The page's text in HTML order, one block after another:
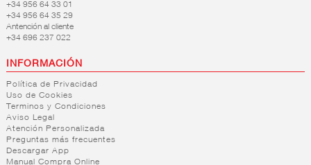
+34 956 64 33 01
+34 956 64 35 29
Antención al cliente
+34 696 237 022
INFORMACIÓN
Política de Privacidad
Uso de Cookies
Terminos y Condiciones
Aviso Legal
Atención Personalizada
Preguntas más frecuentes
Descargar App
Manual Compra Online